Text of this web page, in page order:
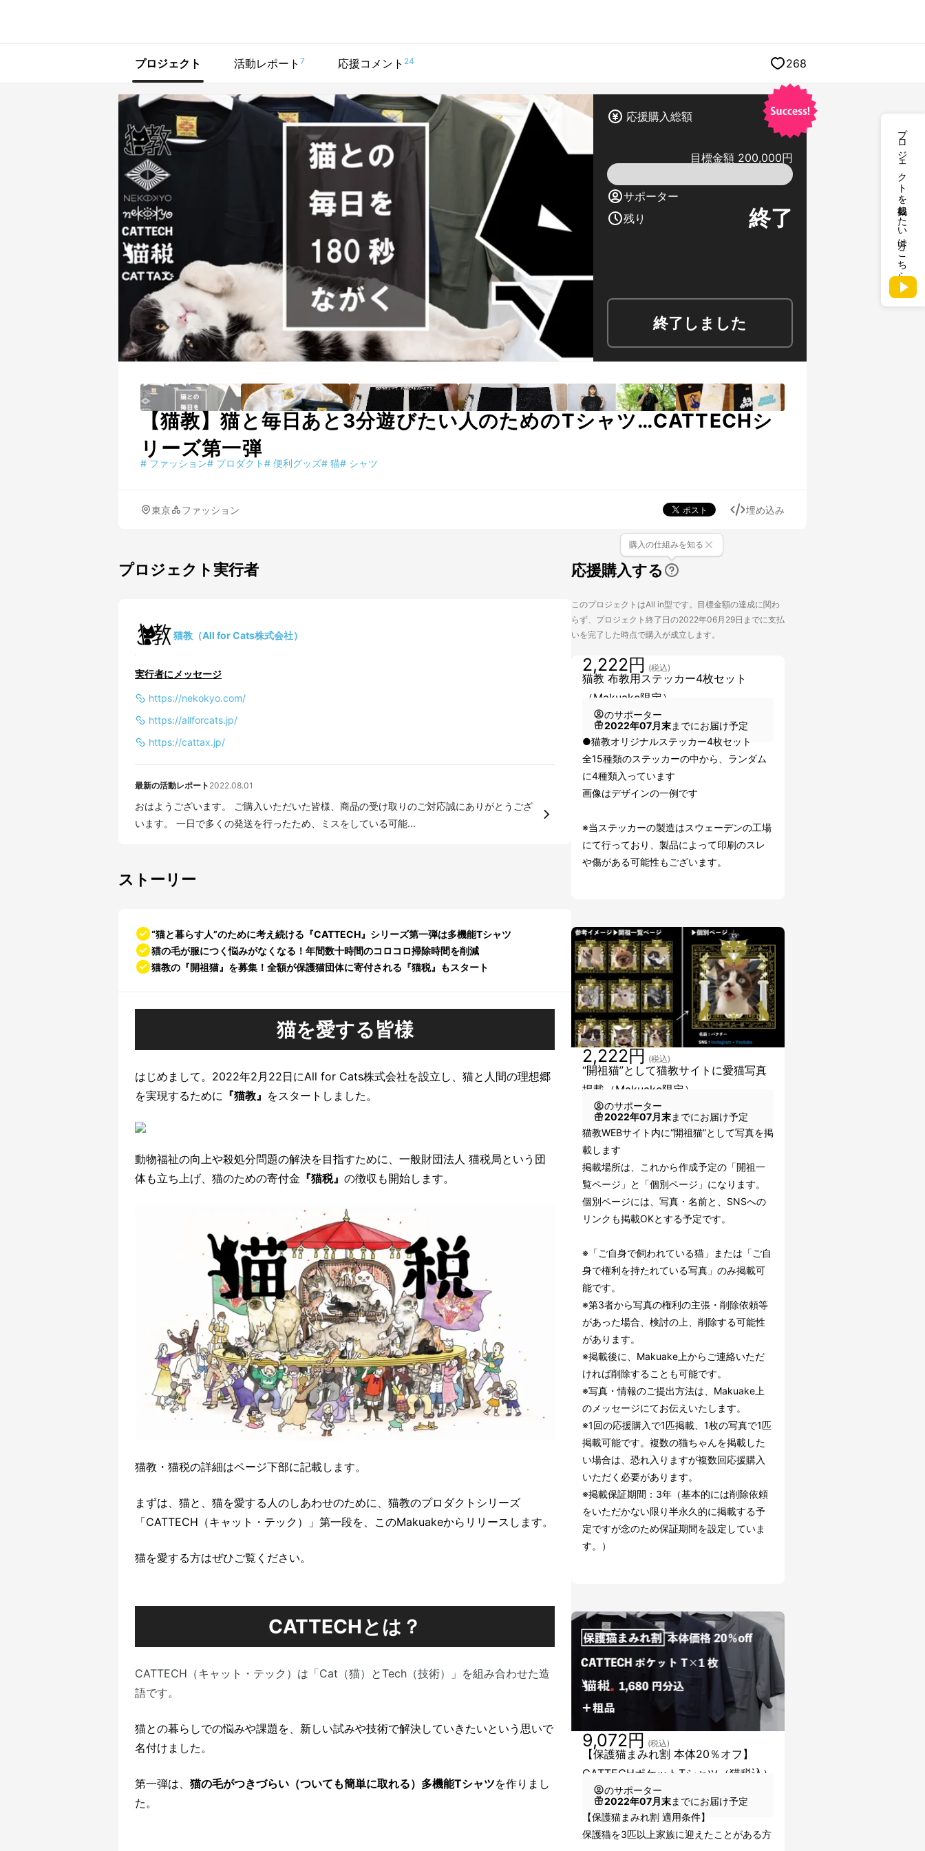
プロジェクトを掲載したい方はこちら
プロジェクト 活動レポート 7 応援コメント 24 268
応援購入総額
目標金額 200,000円
サポーター
残り
終了
終了しました
【猫教】猫と毎日あと3分遊びたい人のためのTシャツ…CATTECHシ
リーズ第一弾
# ファッション# プロダクト# 便利グッズ# 猫# シャツ
東京 ファッション 埋め込み
プロジェクト実行者
猫教（All for Cats株式会社）
実行者にメッセージ
https://nekokyo.com/
https://allforcats.jp/
https://cattax.jp/
最新の活動レポート 2022.08.01
おはようございます。 ご購入いただいた皆様、商品の受け取りのご対応誠にありがとうござ
います。 一日で多くの発送を行ったため、ミスをしている可能...
ストーリー
“猫と暮らす人”のために考え続ける『CATTECH』シリーズ第一弾は多機能Tシャツ
猫の毛が服につく悩みがなくなる！年間数十時間のコロコロ掃除時間を削減
猫教の『開祖猫』を募集！全額が保護猫団体に寄付される『猫税』もスタート
猫を愛する皆様
はじめまして。2022年2月22日にAll for Cats株式会社を設立し、猫と人間の理想郷
を実現するために 『猫教』 をスタートしました。
動物福祉の向上や殺処分問題の解決を目指すために、一般財団法人 猫税局という団
体も立ち上げ、猫のための寄付金 『猫税』 の徴収も開始します。
猫教・猫税の詳細はページ下部に記載します。
まずは、猫と、猫を愛する人のしあわせのために、猫教のプロダクトシリーズ
「CATTECH（キャット・テック）」第一段を、このMakuakeからリリースします。
猫を愛する方はぜひご覧ください。
CATTECHとは？
CATTECH（キャット・テック）は「Cat（猫）とTech（技術）」を組み合わせた造
語です。
猫との暮らしでの悩みや課題を、新しい試みや技術で解決していきたいという思いで
名付けました。
第一弾は、 猫の毛がつきづらい（ついても簡単に取れる）多機能Tシャツを作りまし
た。
応援購入する
購入の仕組みを知る
このプロジェクトはAll in型です。目標金額の達成に関わ
らず、プロジェクト終了日の2022年06月29日までに支払
いを完了した時点で購入が成立します。
猫教 布教用ステッカー4枚セット
（Makuake限定）
2,222円 (税込)
のサポーター
2022年07月末までにお届け予定
●猫教オリジナルステッカー4枚セット
全15種類のステッカーの中から、ランダム
に4種類入っています
画像はデザインの一例です
※当ステッカーの製造はスウェーデンの工場
にて行っており、製品によって印刷のスレ
や傷がある可能性もございます。
“開祖猫”として猫教サイトに愛猫写真
掲載（Makuake限定）
2,222円 (税込)
のサポーター
2022年07月末までにお届け予定
猫教WEBサイト内に“開祖猫”として写真を掲
載します
掲載場所は、これから作成予定の「開祖一
覧ページ」と「個別ページ」になります。
個別ページには、写真・名前と、SNSへの
リンクも掲載OKとする予定です。
※「ご自身で飼われている猫」または「ご自
身で権利を持たれている写真」のみ掲載可
能です。
※第3者から写真の権利の主張・削除依頼等
があった場合、検討の上、削除する可能性
があります。
※掲載後に、Makuake上からご連絡いただ
ければ削除することも可能です。
※写真・情報のご提出方法は、Makuake上
のメッセージにてお伝えいたします。
※1回の応援購入で1匹掲載、1枚の写真で1匹
掲載可能です。複数の猫ちゃんを掲載した
い場合は、恐れ入りますが複数回応援購入
いただく必要があります。
※掲載保証期間：3年（基本的には削除依頼
をいただかない限り半永久的に掲載する予
定ですが念のため保証期間を設定していま
す。）
【保護猫まみれ割 本体20％オフ】
CATTECHポケットTシャツ（猫税込）
9,072円 (税込)
のサポーター
2022年07月末までにお届け予定
【保護猫まみれ割 適用条件】
保護猫を3匹以上家族に迎えたことがある方